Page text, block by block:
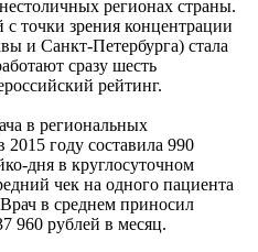
регионах страны.
точки зрения концентрации
и Санкт-Петербурга) стала
сразу шесть
рейтинг.
в региональных
году составила 990
дня в круглосуточном
чек на одного пациента
в среднем приносил
960 рублей в месяц.